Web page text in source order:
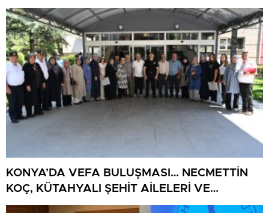
BULUŞUYOR
KONYA’DA VEFA BULUŞMASI… NECMETTİN
KOÇ, KÜTAHYALI ŞEHİT AİLELERİ VE
GAZİLERİ AĞIRLADI